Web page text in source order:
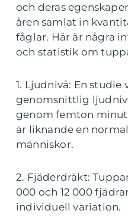
och deras
åren samlat in
fåglar. Här är några
och statistik om
1. Ljudnivå: En studie
genomsnittlig
genom femton
är liknande en
människor.
2. Fjäderdräkt:
000 och 12 000
individuell variation.